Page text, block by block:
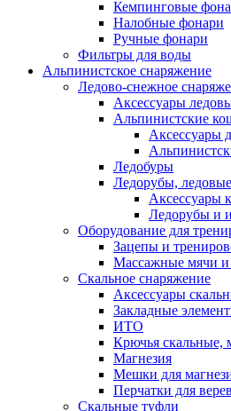
Кемпинговые
Налобные фонари
Ручные фонари
Фильтры для воды
Альпинистское снаряжение
Ледово-снежное
Аксессуары
Альпинистские
Аксессуары
Ледобуры
Ледорубы,
Аксессуары
Ледорубы и
Оборудование для
Зацепы и
Массажные мячи
Скальное снаряжение
Аксессуары
Закладные
ИТО
Крючья скальные,
Магнезия
Мешки для
Перчатки для
Скальные туфли